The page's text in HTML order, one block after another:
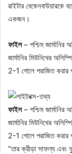
রাইটার বেকেনবাউয়ারকে
একজন।
ফাইল– পশ্চিম
জার্মানির মিউনিখের
2-1 গোলে পরাজিত করার
ফাইল– পশ্চিম
জার্মানির মিউনিখের
2-1 গোলে পরাজিত করার
“তার ক্রীড়া সাফল্য এবং